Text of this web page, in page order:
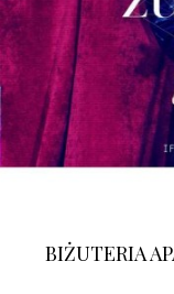
BIŻUTERIA